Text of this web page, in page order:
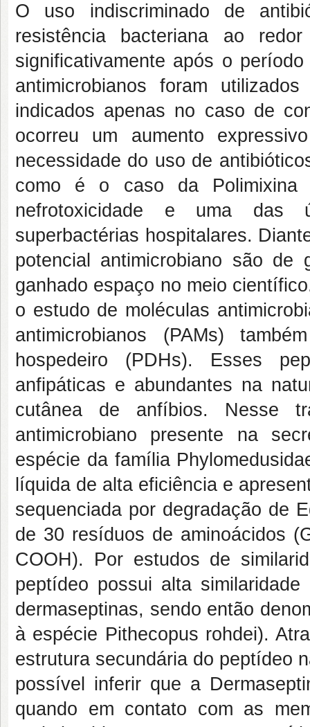
O uso indiscriminado de
resistência bacteriana ao
significativamente após o
antimicrobianos foram
indicados apenas no caso de
ocorreu um aumento
necessidade do uso de
como é o caso da Polimixina
nefrotoxicidade e uma das
superbactérias hospitalares.
potencial antimicrobiano são de
ganhado espaço no meio
o estudo de moléculas
antimicrobianos (PAMs)
hospedeiro (PDHs). Esses
anfipáticas e abundantes na
cutânea de anfíbios. Nesse
antimicrobiano presente na
espécie da família
líquida de alta eficiência e
sequenciada por degradação de
de 30 resíduos de aminoácidos
COOH). Por estudos de
peptídeo possui alta
dermaseptinas, sendo então
à espécie Pithecopus rohdei).
estrutura secundária do peptídeo
possível inferir que a
quando em contato com as